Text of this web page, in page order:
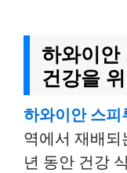
하와이
건강을
하와이안 스피
역에서 재배되
년 동안 건강